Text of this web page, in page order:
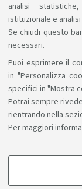
analisi
istituzionale e
Se chiudi questo
necessari.
Puoi esprimere il
in "Personalizza
specifici in "Mostra
Potrai sempre
rientrando nella
Per maggiori
COOKIE DI